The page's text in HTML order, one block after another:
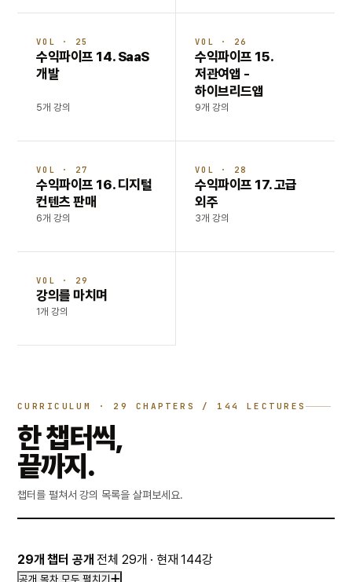
VOL · 25
수익파이프 14. SaaS
개발
5개 강의
VOL · 26
수익파이프 15.
저관여앱 -
하이브리드앱
9개 강의
VOL · 27
수익파이프 16. 디지털
컨텐츠 판매
6개 강의
VOL · 28
수익파이프 17. 고급
외주
3개 강의
VOL · 29
강의를 마치며
1개 강의
CURRICULUM · 29 CHAPTERS / 144 LECTURES
한 챕터씩,
끝까지.
챕터를 펼쳐서 강의 목록을 살펴보세요.
29개 챕터 공개 전체 29개 · 현재 144강
공개 목차 모두 펼치기